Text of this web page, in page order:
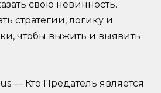
свою невинность.
стратегии, логику и
чтобы выжить и выявить
— Кто Предатель является